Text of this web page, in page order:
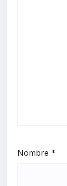
Nombre *